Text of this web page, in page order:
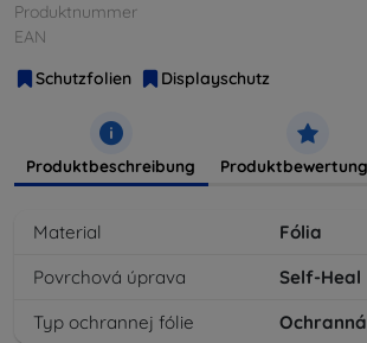
Produktnummer
EAN
Schutzfolien
Displayschutz
Produktbeschreibung
Material
Fólia
Povrchová úprava
Self-Heal
Typ ochrannej fólie